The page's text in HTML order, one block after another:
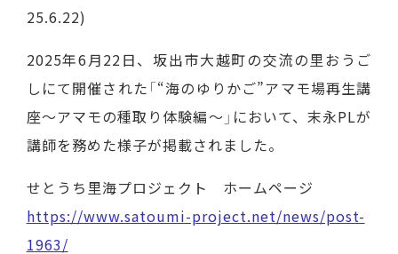
25.6.22)
2025年6月22日、坂出市大越町の交流の里おうご
しにて開催された「“海のゆりかご”アマモ場再生講
座～アマモの種取り体験編～」において、末永PLが
講師を務めた様子が掲載されました。
せとうち里海プロジェクト ホームページ
https://www.satoumi-project.net/news/post-
1963/